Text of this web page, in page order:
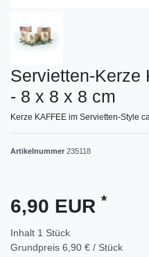
Servietten-Kerze
- 8 x 8 x 8 cm
Kerze KAFFEE im Servietten-Style
Artikelnummer 235118
6,90 EUR *
Inhalt 1 Stück
Grundpreis 6,90 € / Stück